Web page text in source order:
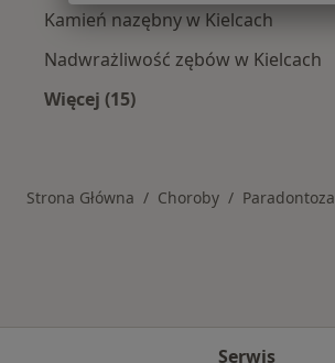
Kamień nazębny w Kielcach
Nadwrażliwość zębów w Kielcach
Więcej (15)
Strona Główna Choroby Paradontoza
Serwis